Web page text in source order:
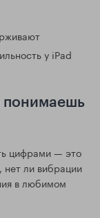
у iPad
понимаешь
цифрами — это
нет ли вибрации
в любимом